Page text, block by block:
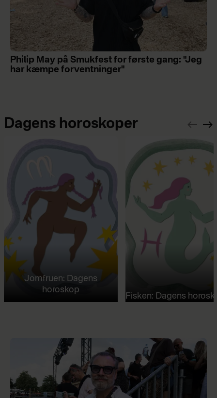
Philip May på Smukfest for første gang: "Jeg
har kæmpe forventninger"
Dagens horoskoper
Jomfruen: Dagens
horoskop
Fisken: Dagens